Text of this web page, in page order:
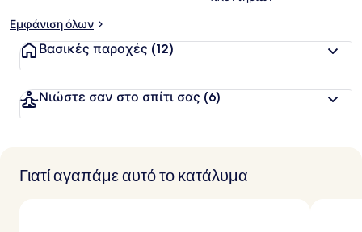
Εμφάνιση όλων
Βασικές παροχές (12)
Νιώστε σαν στο σπίτι σας (6)
Γιατί αγαπάμε αυτό το κατάλυμα